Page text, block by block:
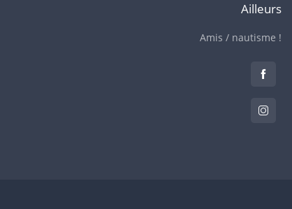
Ailleurs
Amis / nautisme !